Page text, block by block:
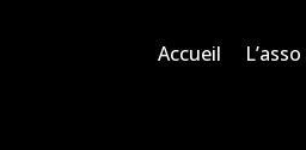
Accueil L’asso